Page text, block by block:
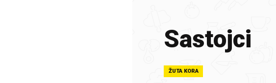
Sastojci
ŽUTA KORA